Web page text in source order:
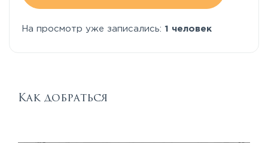
На просмотр уже записались: 1 человек
Как добраться